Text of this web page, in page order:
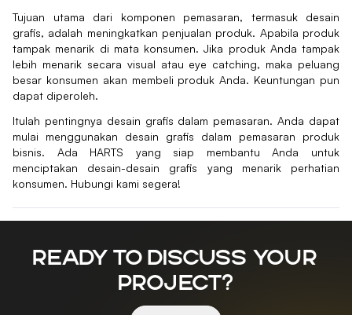
Tujuan utama dari komponen pemasaran, termasuk desain
grafis, adalah meningkatkan penjualan produk. Apabila produk
tampak menarik di mata konsumen. Jika produk Anda tampak
lebih menarik secara visual atau eye catching, maka peluang
besar konsumen akan membeli produk Anda. Keuntungan pun
dapat diperoleh.
Itulah pentingnya desain grafis dalam pemasaran. Anda dapat
mulai menggunakan desain grafis dalam pemasaran produk
bisnis. Ada HARTS yang siap membantu Anda untuk
menciptakan desain-desain grafis yang menarik perhatian
konsumen. Hubungi kami segera!
Ready to discuss your
project?